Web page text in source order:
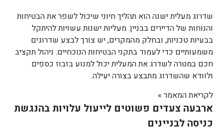
שדרוג מעלית ישנה הוא תהליך חיוני שיכול לשפר את הבטיחות
והנוחות של הדיירים בבניין. מעליות ישנות עשויות להיתקל
בבעיות טכניות, ובחלק מהמקרים, יש צורך לבצע שדרוגים
משמעותיים כדי לעמוד בתקני הבטיחות הנוכחיים. ניהול תקציב
חכם במטרה לשדרג את המעלית יכול למנוע בזבוז כספים
ולוודא שהשדרוג מתבצע בצורה יעילה.
לקריאת המאמר »
ארבעה צעדים פשוטים לייעול עלויות בהנגשת
כניסה לבניינים